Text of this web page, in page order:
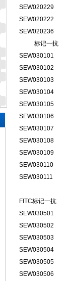
SEW020229
SEW020222
SEW020236
标记一抗
SEW030101
SEW030102
SEW030103
SEW030104
SEW030105
SEW030106
SEW030107
SEW030108
SEW030109
SEW030110
SEW030111
FITC标记一抗
SEW030501
SEW030502
SEW030503
SEW030504
SEW030505
SEW030506